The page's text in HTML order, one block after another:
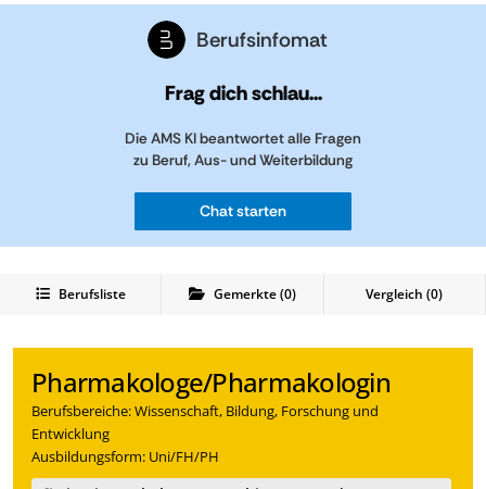
Berufsinfomat
Frag dich schlau...
Die AMS KI beantwortet alle Fragen
zu Beruf, Aus- und Weiterbildung
Chat starten
Berufsliste Gemerkte(0) Vergleich (0)
Pharmakologe/Pharmakologin
Berufsbereiche: Wissenschaft, Bildung, Forschung und
Entwicklung
Ausbildungsform: Uni/FH/PH